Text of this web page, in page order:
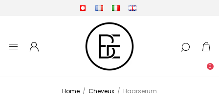
0
Home / Cheveux / Haarserum